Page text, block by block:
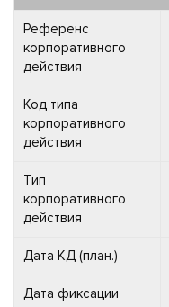
Референс
корпоративного
действия
Код типа
корпоративного
действия
Тип
корпоративного
действия
Дата КД (план.)
Дата фиксации